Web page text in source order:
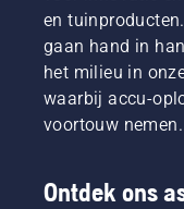
en
gaan hand in
het milieu in
waarbij accu-
voortouw nemen.
Ontdek ons